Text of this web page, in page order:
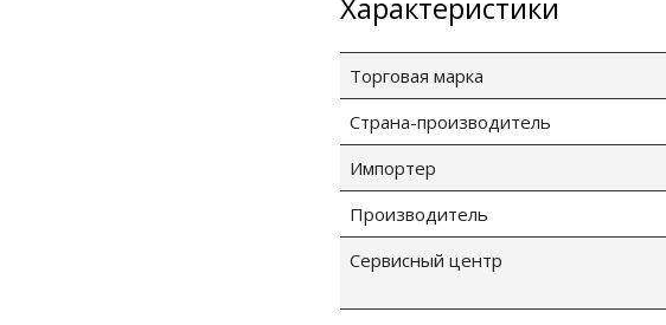
Характеристики
Торговая марка
Страна-производитель
Импортер
Производитель
Сервисный центр